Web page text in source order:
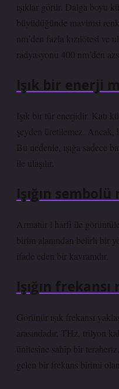
ışıklar görür. Dalga boyu
büyüdüğünde mavimsi
nm’den fazla kızılötesi
radyasyonu 400 nm’den
Işık bir enerji
Işık bir tür enerjidir. Katı
şeyden üretilemez. Ancak,
Bu nedenle, ışığa sadece
ile ulaşılır.
Işığın sembolü
Armatür l harfi ile
birim alanından belirli bir
ifade eden bir kavramdır.
Işığın frekansı
Görünür ışık frekansı
arasındadır. THz, trilyon
ünitesine sahip bir
gelen bir frekans birimi